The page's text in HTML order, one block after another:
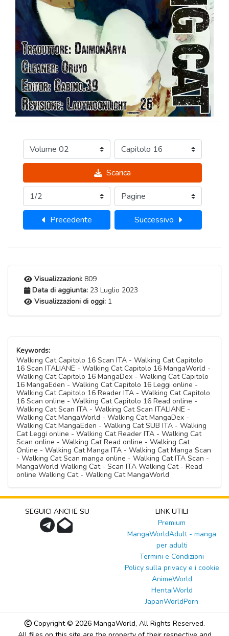
Scarica
Precedente Successivo
Visualizzazioni: 809
Data di aggiunta: 23 Luglio 2023
Visualizzazioni di oggi: 1
Keywords:
Walking Cat Capitolo 16 Scan ITA - Walking Cat Capitolo
16 Scan ITALIANE - Walking Cat Capitolo 16 MangaWorld -
Walking Cat Capitolo 16 MangaDex - Walking Cat Capitolo
16 MangaEden - Walking Cat Capitolo 16 Leggi online -
Walking Cat Capitolo 16 Reader ITA - Walking Cat Capitolo
16 Scan online - Walking Cat Capitolo 16 Read online -
Walking Cat Scan ITA - Walking Cat Scan ITALIANE -
Walking Cat MangaWorld - Walking Cat MangaDex -
Walking Cat MangaEden - Walking Cat SUB ITA - Walking
Cat Leggi online - Walking Cat Reader ITA - Walking Cat
Scan online - Walking Cat Read online - Walking Cat
Online - Walking Cat Manga ITA - Walking Cat Manga Scan
- Walking Cat Scan manga online - Walking Cat ITA Scan -
MangaWorld Walking Cat - Scan ITA Walking Cat - Read
online Walking Cat - Walking Cat MangaWorld
SEGUICI ANCHE SU
LINK UTILI
Premium
MangaWorldAdult - manga
per adulti
Termini e Condizioni
Policy sulla privacy e i cookie
AnimeWorld
HentaiWorld
JapanWorldPorn
Copyright © 2026 MangaWorld, All Rights Reserved.